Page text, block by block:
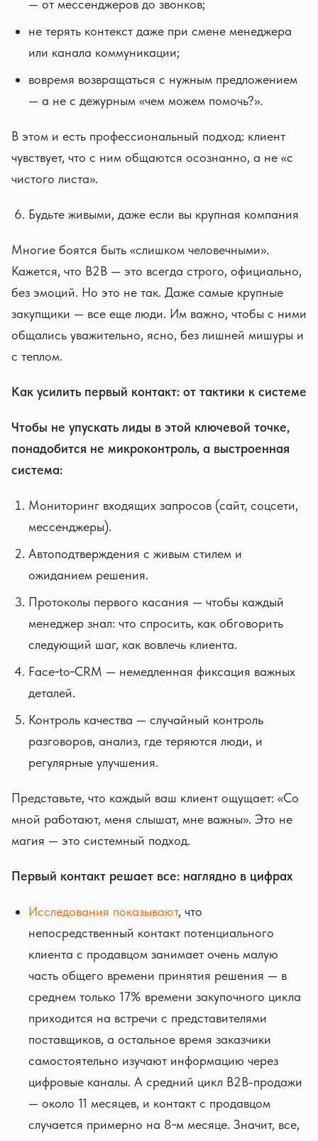
— от мессенджеров до звонков;
не терять контекст даже при смене менеджера
или канала коммуникации;
вовремя возвращаться с нужным предложением
— а не с дежурным «чем можем помочь?».
В этом и есть профессиональный подход: клиент
чувствует, что с ним общаются осознанно, а не «с
чистого листа».
Будьте живыми, даже если вы крупная компания
Многие боятся быть «слишком человечными».
Кажется, что B2B — это всегда строго, официально,
без эмоций. Но это не так. Даже самые крупные
закупщики — все еще люди. Им важно, чтобы с ними
общались уважительно, ясно, без лишней мишуры и
с теплом.
Как усилить первый контакт: от тактики к системе
Чтобы не упускать лиды в этой ключевой точке,
понадобится не микроконтроль, а выстроенная
система:
Мониторинг входящих запросов (сайт, соцсети,
мессенджеры).
Автоподтверждения с живым стилем и
ожиданием решения.
Протоколы первого касания — чтобы каждый
менеджер знал: что спросить, как обговорить
следующий шаг, как вовлечь клиента.
Face‑to‑CRM — немедленная фиксация важных
деталей.
Контроль качества — случайный контроль
разговоров, анализ, где теряются люди, и
регулярные улучшения.
Представьте, что каждый ваш клиент ощущает: «Со
мной работают, меня слышат, мне важны». Это не
магия — это системный подход.
Первый контакт решает все: наглядно в цифрах
Исследования показывают, что
непосредственный контакт потенциального
клиента с продавцом занимает очень малую
часть общего времени принятия решения — в
среднем только 17% времени закупочного цикла
приходится на встречи с представителями
поставщиков, а остальное время заказчики
самостоятельно изучают информацию через
цифровые каналы. А средний цикл B2B-продажи
— около 11 месяцев, и контакт с продавцом
случается примерно на 8‑м месяце. Значит, все,